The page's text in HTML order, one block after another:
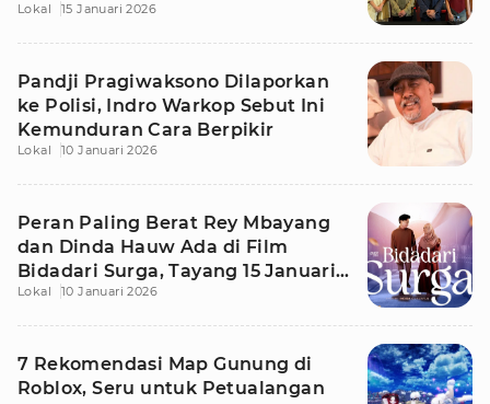
Lokal 15 Januari 2026
Pandji Pragiwaksono Dilaporkan
ke Polisi, Indro Warkop Sebut Ini
Kemunduran Cara Berpikir
Lokal 10 Januari 2026
Peran Paling Berat Rey Mbayang
dan Dinda Hauw Ada di Film
Bidadari Surga, Tayang 15 Januari
2026!
Lokal 10 Januari 2026
7 Rekomendasi Map Gunung di
Roblox, Seru untuk Petualangan